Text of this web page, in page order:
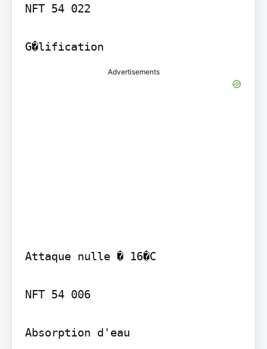
NFT 54 022
G�lification
Advertisements
Attaque nulle � 16�C
NFT 54 006
Absorption d'eau